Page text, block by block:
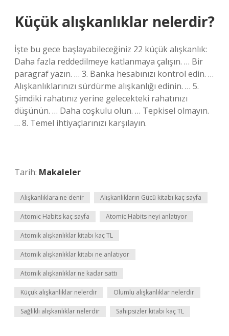
Küçük alışkanlıklar nelerdir?
İşte bu gece başlayabileceğiniz 22 küçük alışkanlık:
Daha fazla reddedilmeye katlanmaya çalışın. … Bir
paragraf yazın. … 3. Banka hesabınızı kontrol edin. …
Alışkanlıklarınızı sürdürme alışkanlığı edinin. … 5.
Şimdiki rahatınız yerine gelecekteki rahatınızı
düşünün. … Daha coşkulu olun. … Tepkisel olmayın.
… 8. Temel ihtiyaçlarınızı karşılayın.
Tarih: Makaleler
Alışkanlıklara ne denir Alışkanlıkların Gücü kitabı kaç sayfa
Atomic Habits kaç sayfa Atomic Habits neyi anlatıyor
Atomik alışkanlıklar kitabı kaç TL
Atomik alışkanlıklar kitabı ne anlatıyor
Atomik alışkanlıklar ne kadar sattı
Küçük alışkanlıklar nelerdir Olumlu alışkanlıklar nelerdir
Sağlıklı alışkanlıklar nelerdir Sahipsizler kitabı kaç TL